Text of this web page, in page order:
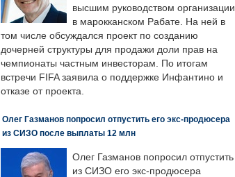
высшим руководством организации
в марокканском Рабате. На ней в
том числе обсуждался проект по созданию
дочерней структуры для продажи доли прав на
чемпионаты частным инвесторам. По итогам
встречи FIFA заявила о поддержке Инфантино и
отказе от проекта.
Олег Газманов попросил отпустить его экс-продюсера
из СИЗО после выплаты 12 млн
Олег Газманов попросил отпустить
из СИЗО его экс-продюсера